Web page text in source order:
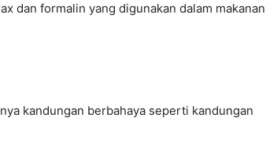
dan formalin yang digunakan dalam makanan
kandungan berbahaya seperti kandungan